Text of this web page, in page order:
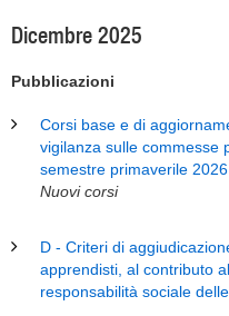
Dicembre 2025
Pubblicazioni
Corsi base e di
vigilanza sulle commesse
semestre primaverile 2026
Nuovi corsi
D - Criteri di
apprendisti, al contributo
responsabilità sociale